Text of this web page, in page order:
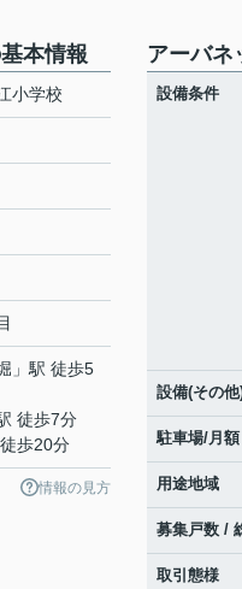
本情報
小学校
」駅 徒歩5
徒歩7分
徒歩20分
情報の見方
アーバ
設備条件
設備(その他
駐車場/月額
用途地域
募集戸数 /
取引態様